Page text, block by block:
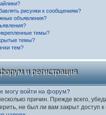
рисунки к сообщениям?
объявления?
темы?
темы?
тем?
и регистрация
могу войти на форум?
причин. Прежде всего,
не был ли вам закрыт доступ